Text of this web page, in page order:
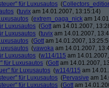
für Luxusautos (
(tuvix am 14.01.2007, 13:15:14)
(extrem_oaga_nick am
Luxusautos (Gott am 14.01.2007,
Luxusautos (tuvix am 14.01.2007,
(Gott am 14.01.2007,
(vawoka am 14.01.2007,
Luxusautos (w114/115 am
für Luxusautos (Gott am 14.01.2007,
für Luxusautos (w114/115 am
für Luxusautos (Pervasive am
für Luxusautos (Gott am